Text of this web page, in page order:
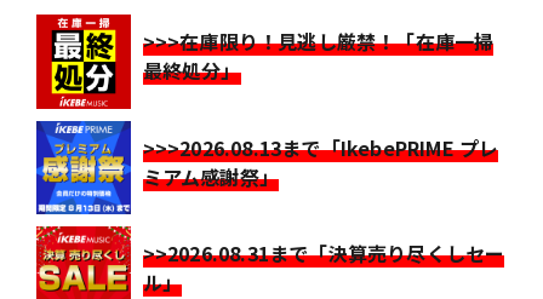
>>>在庫限り！見逃し厳禁！「在庫一掃
最終処分」
>>>2026.08.13まで「IkebePRIME プレ
ミアム感謝祭」
>>2026.08.31まで「決算売り尽くしセー
ル」